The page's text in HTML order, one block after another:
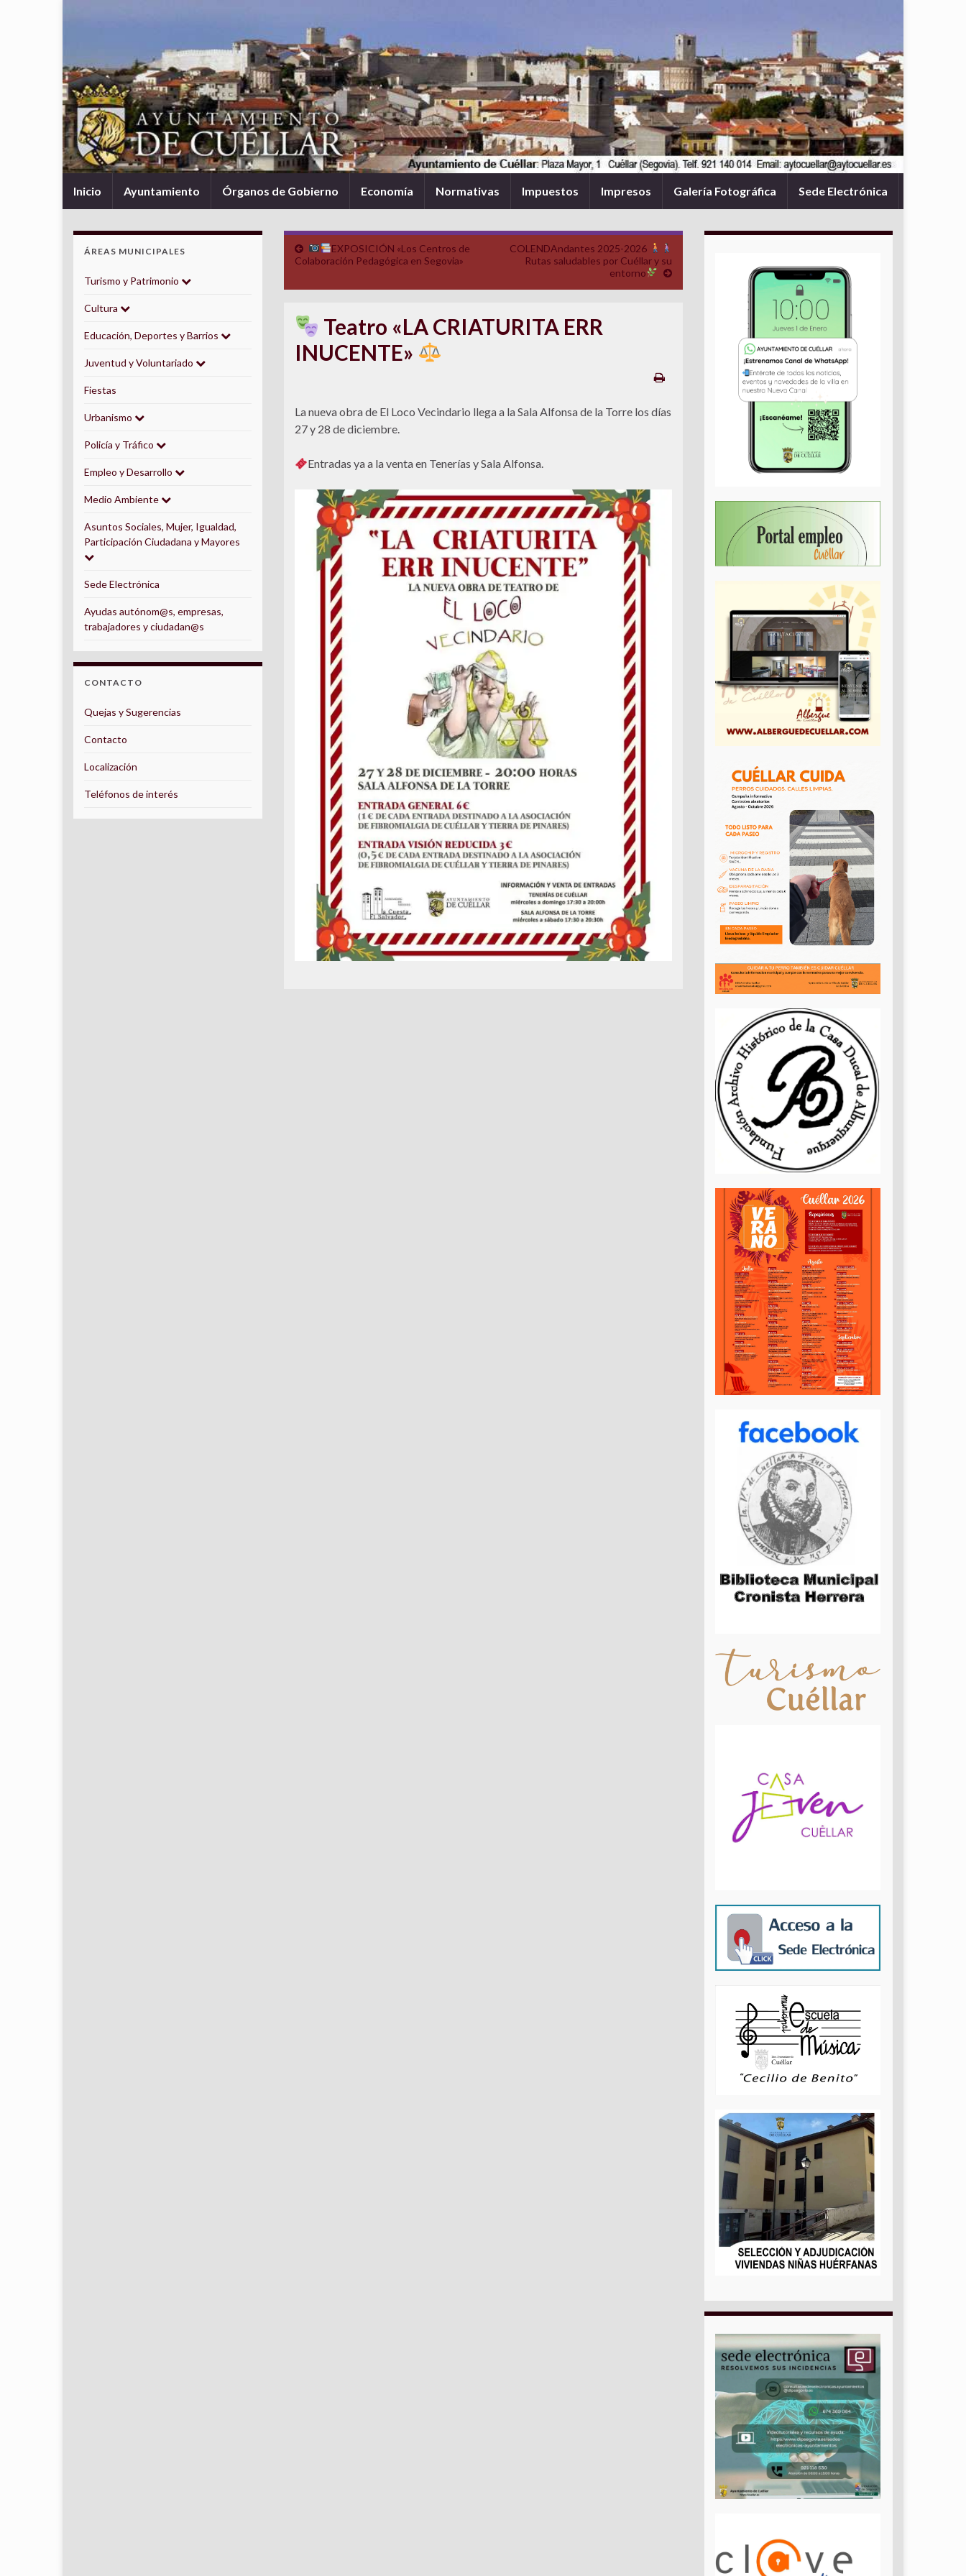
Inicio Ayuntamiento Órganos de Gobierno Economía Normativas Impuestos Impresos Galería Fotográfica Sede Electrónica
EXPOSICIÓN «Los Centros de
Colaboración Pedagógica en Segovia»
COLENDAndantes 2025-2026
Rutas saludables por Cuéllar y su
entorno
Teatro «LA CRIATURITA ERR
INUCENTE»
La nueva obra de El Loco Vecindario llega a la Sala Alfonsa de la Torre los días
27 y 28 de diciembre.
Entradas ya a la venta en Tenerías y Sala Alfonsa.
ÁREAS MUNICIPALES
Turismo y Patrimonio
Cultura
Educación, Deportes y Barrios
Juventud y Voluntariado
Fiestas
Urbanismo
Policía y Tráfico
Empleo y Desarrollo
Medio Ambiente
Asuntos Sociales, Mujer, Igualdad,
Participación Ciudadana y Mayores
Sede Electrónica
Ayudas autónom@s, empresas,
trabajadores y ciudadan@s
CONTACTO
Quejas y Sugerencias
Contacto
Localización
Teléfonos de interés